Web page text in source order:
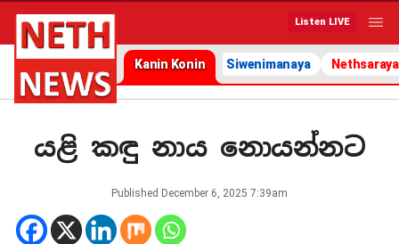
Listen LIVE
Kanin Konin Siwenimanaya Nethsaraya
යළි කඳු නාය නොයන්නට
Published December 6, 2025 7:39am